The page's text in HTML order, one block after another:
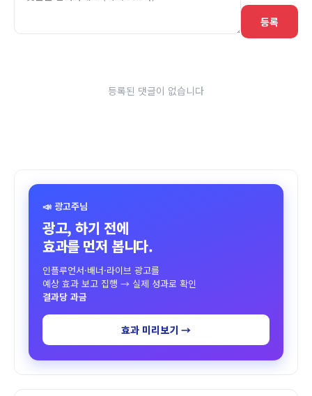
등록
등록된 댓글이 없습니다
📣 광고주님
광고, 하기 전에
효과를 먼저 봅니다.
인플루언서·배너·라이브 광고를
예상 효과 보고 집행 → 실제 성과로 확인
결과당 과금
효과 미리보기 →